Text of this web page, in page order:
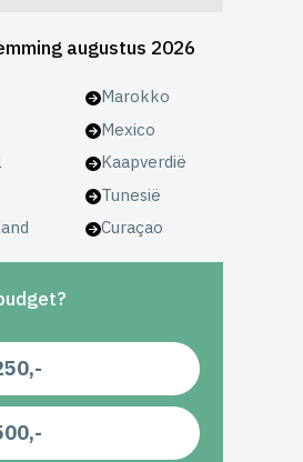
augustus 2026
Marokko
Mexico
Kaapverdië
Tunesië
Curaçao